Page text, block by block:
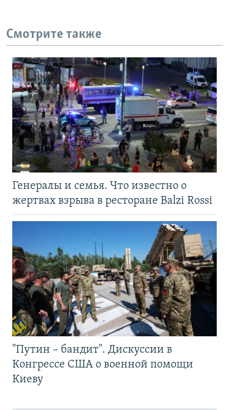
Смотрите также
Генералы и семья. Что известно о
жертвах взрыва в ресторане Balzi Rossi
"Путин – бандит". Дискуссии в
Конгрессе США о военной помощи
Киеву